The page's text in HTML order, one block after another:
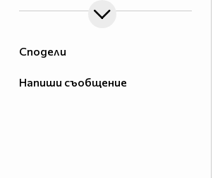
Сподели
Напиши съобщение